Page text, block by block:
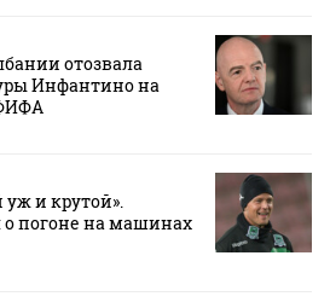
отозвала
Инфантино на
уж и крутой».
о погоне на машинах